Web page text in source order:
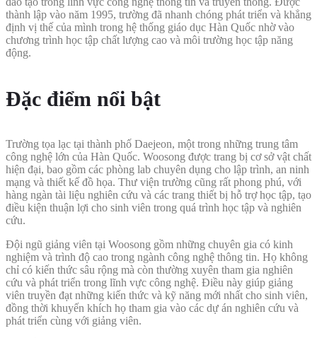
thành lập vào năm 1995, trường đã nhanh chóng phát triển và khẳng
định vị thế của mình trong hệ thống giáo dục Hàn Quốc nhờ vào
chương trình học tập chất lượng cao và môi trường học tập năng
động.
Đặc điểm nổi bật
Trường tọa lạc tại thành phố Daejeon, một trong những trung tâm
công nghệ lớn của Hàn Quốc. Woosong được trang bị cơ sở vật chất
hiện đại, bao gồm các phòng lab chuyên dụng cho lập trình, an ninh
mạng và thiết kế đồ họa. Thư viện trường cũng rất phong phú, với
hàng ngàn tài liệu nghiên cứu và các trang thiết bị hỗ trợ học tập, tạo
điều kiện thuận lợi cho sinh viên trong quá trình học tập và nghiên
cứu.
Đội ngũ giảng viên tại Woosong gồm những chuyên gia có kinh
nghiệm và trình độ cao trong ngành công nghệ thông tin. Họ không
chỉ có kiến thức sâu rộng mà còn thường xuyên tham gia nghiên
cứu và phát triển trong lĩnh vực công nghệ. Điều này giúp giảng
viên truyền đạt những kiến thức và kỹ năng mới nhất cho sinh viên,
đồng thời khuyến khích họ tham gia vào các dự án nghiên cứu và
phát triển cùng với giảng viên.